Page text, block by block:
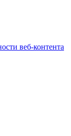
веб-контента